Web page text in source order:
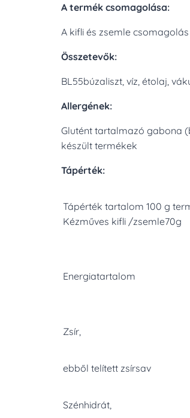
A termék csomagolása:
A kifli és zsemle
Összetevők:
BL55búzaliszt, víz, étolaj,
Allergének:
Glutént tartalmazó gabona
készült termékek
Tápérték:
Tápérték tartalom 100 g
Kézműves kifli /zsemle70g
Energiatartalom
Zsír,
ebből telített zsírsav
Szénhidrát,